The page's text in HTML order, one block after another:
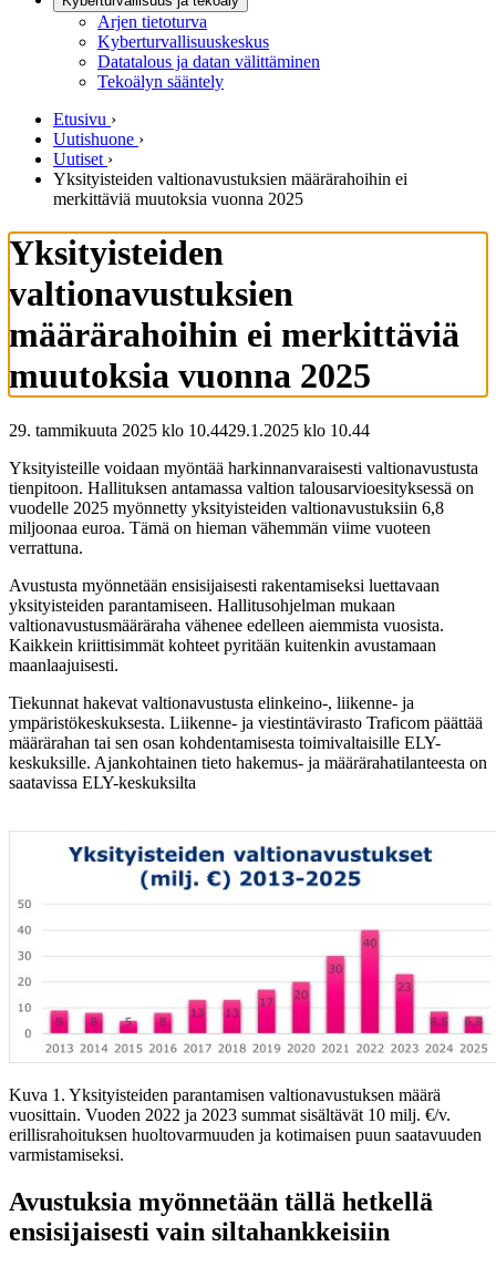
Arjen tietoturva
Kyberturvallisuuskeskus
Datatalous ja datan välittäminen
Tekoälyn sääntely
Etusivu ›
Uutishuone ›
Uutiset ›
Yksityisteiden valtionavustuksien määrärahoihin ei
merkittäviä muutoksia vuonna 2025
Yksityisteiden
valtionavustuksien
määrärahoihin ei merkittäviä
muutoksia vuonna 2025
29. tammikuuta 2025 klo 10.4429.1.2025 klo 10.44
Yksityisteille voidaan myöntää harkinnanvaraisesti valtionavustusta
tienpitoon. Hallituksen antamassa valtion talousarvioesityksessä on
vuodelle 2025 myönnetty yksityisteiden valtionavustuksiin 6,8
miljoonaa euroa. Tämä on hieman vähemmän viime vuoteen
verrattuna.
Avustusta myönnetään ensisijaisesti rakentamiseksi luettavaan
yksityisteiden parantamiseen. Hallitusohjelman mukaan
valtionavustusmääräraha vähenee edelleen aiemmista vuosista.
Kaikkein kriittisimmät kohteet pyritään kuitenkin avustamaan
maanlaajuisesti.
Tiekunnat hakevat valtionavustusta elinkeino-, liikenne- ja
ympäristökeskuksesta. Liikenne- ja viestintävirasto Traficom päättää
määrärahan tai sen osan kohdentamisesta toimivaltaisille ELY-
keskuksille. Ajankohtainen tieto hakemus- ja määrärahatilanteesta on
saatavissa ELY-keskuksilta
Kuva 1. Yksityisteiden parantamisen valtionavustuksen määrä
vuosittain. Vuoden 2022 ja 2023 summat sisältävät 10 milj. €/v.
erillisrahoituksen huoltovarmuuden ja kotimaisen puun saatavuuden
varmistamiseksi.
Avustuksia myönnetään tällä hetkellä
ensisijaisesti vain siltahankkeisiin